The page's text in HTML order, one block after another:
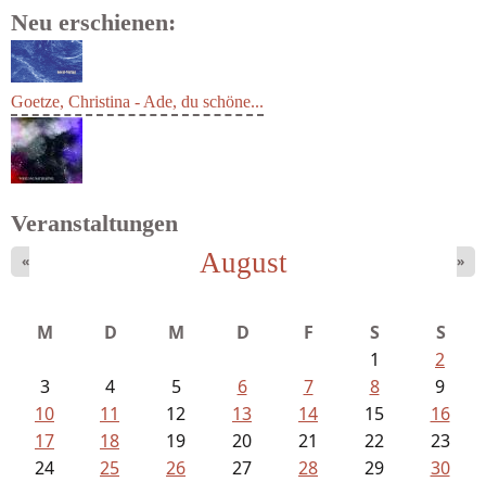
Neu erschienen:
Goetze, Christina - Ade, du schöne...
Mayer König, Wolfgang - Dichtungen...
Veranstaltungen
August
« »
M D M D F S
S
1
2
3
4 5 6 7 8
9
10
11 12 13 14 15
16
17
18 19 20 21 22
23
24
25 26 27 28 29
30